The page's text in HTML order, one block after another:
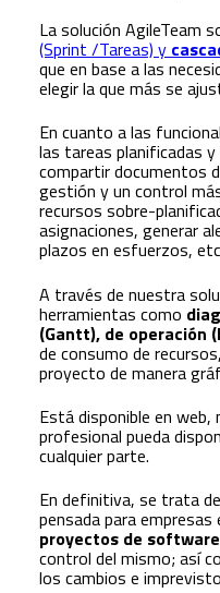
La solución AgileTeam
(Sprint /Tareas) y
que en base a las
elegir la que más se
En cuanto a las
las tareas planificadas
compartir documentos
gestión y un control
recursos sobre-
asignaciones, generar
plazos en esfuerzos,
A través de nuestra
herramientas como
(Gantt), de operación
de consumo de
proyecto de manera
Está disponible en web,
profesional pueda
cualquier parte.
En definitiva, se trata
pensada para empresas
proyectos de software
control del mismo; así
los cambios e